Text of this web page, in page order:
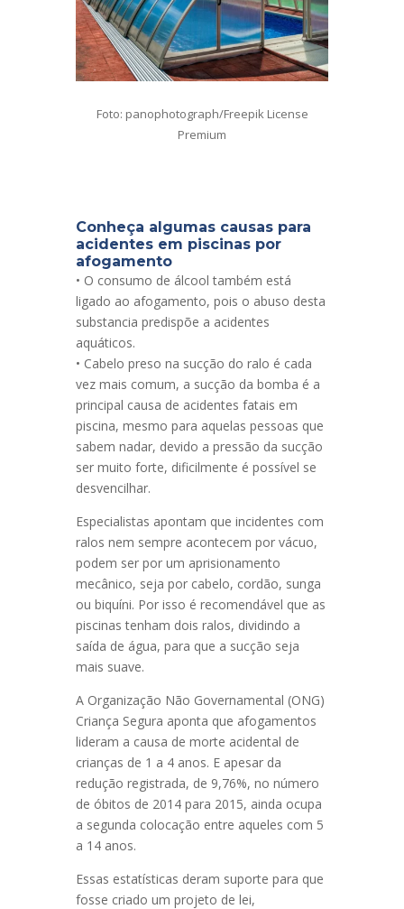
Foto: panophotograph/Freepik License
Premium
Conheça algumas causas para
acidentes em piscinas por
afogamento
• O consumo de álcool também está
ligado ao afogamento, pois o abuso desta
substancia predispõe a acidentes
aquáticos.
• Cabelo preso na sucção do ralo é cada
vez mais comum, a sucção da bomba é a
principal causa de acidentes fatais em
piscina, mesmo para aquelas pessoas que
sabem nadar, devido a pressão da sucção
ser muito forte, dificilmente é possível se
desvencilhar.
Especialistas apontam que incidentes com
ralos nem sempre acontecem por vácuo,
podem ser por um aprisionamento
mecânico, seja por cabelo, cordão, sunga
ou biquíni. Por isso é recomendável que as
piscinas tenham dois ralos, dividindo a
saída de água, para que a sucção seja
mais suave.
A Organização Não Governamental (ONG)
Criança Segura aponta que afogamentos
lideram a causa de morte acidental de
crianças de 1 a 4 anos. E apesar da
redução registrada, de 9,76%, no número
de óbitos de 2014 para 2015, ainda ocupa
a segunda colocação entre aqueles com 5
a 14 anos.
Essas estatísticas deram suporte para que
fosse criado um projeto de lei,